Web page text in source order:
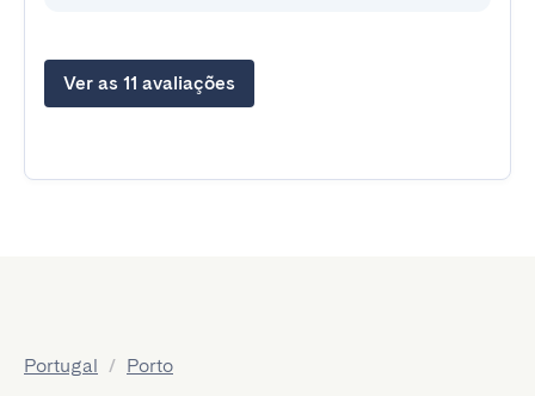
Ver as 11 avaliações
Portugal / Porto